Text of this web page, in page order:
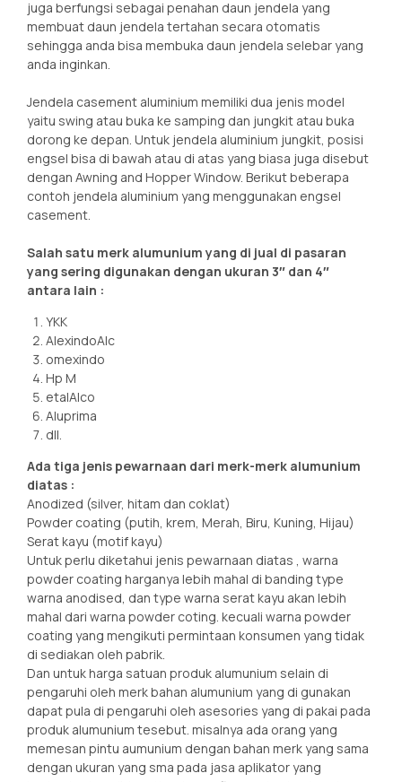
juga berfungsi sebagai penahan daun jendela yang
membuat daun jendela tertahan secara otomatis
sehingga anda bisa membuka daun jendela selebar yang
anda inginkan.
Jendela casement aluminium memiliki dua jenis model
yaitu swing atau buka ke samping dan jungkit atau buka
dorong ke depan. Untuk jendela aluminium jungkit, posisi
engsel bisa di bawah atau di atas yang biasa juga disebut
dengan Awning and Hopper Window. Berikut beberapa
contoh jendela aluminium yang menggunakan engsel
casement.
Salah satu merk alumunium yang di jual di pasaran
yang sering digunakan dengan ukuran 3″ dan 4″
antara lain :
YKK
AlexindoAlc
omexindo
Hp M
etalAlco
Aluprima
dll.
Ada tiga jenis pewarnaan dari merk-merk alumunium
diatas :
Anodized (silver, hitam dan coklat)
Powder coating (putih, krem, Merah, Biru, Kuning, Hijau)
Serat kayu (motif kayu)
Untuk perlu diketahui jenis pewarnaan diatas , warna
powder coating harganya lebih mahal di banding type
warna anodised, dan type warna serat kayu akan lebih
mahal dari warna powder coting. kecuali warna powder
coating yang mengikuti permintaan konsumen yang tidak
di sediakan oleh pabrik.
Dan untuk harga satuan produk alumunium selain di
pengaruhi oleh merk bahan alumunium yang di gunakan
dapat pula di pengaruhi oleh asesories yang di pakai pada
produk alumunium tesebut. misalnya ada orang yang
memesan pintu aumunium dengan bahan merk yang sama
dengan ukuran yang sma pada jasa aplikator yang